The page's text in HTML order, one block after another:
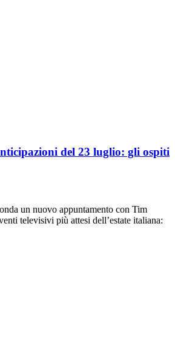
del 23 luglio: gli ospiti
un nuovo appuntamento con Tim
televisivi più attesi dell’estate italiana: